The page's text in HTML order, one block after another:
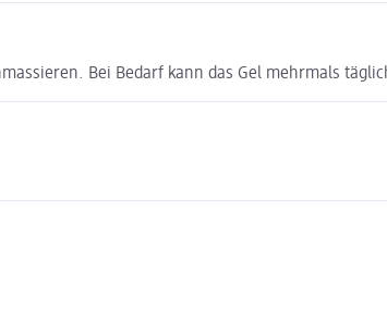
Bei Bedarf kann das Gel mehrmals